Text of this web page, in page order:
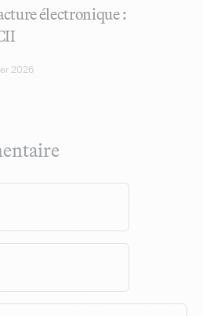
électronique :
2026